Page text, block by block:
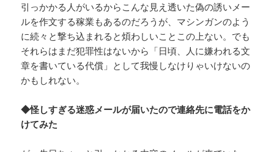
引っかかる人がいるからこんな見え透いた偽の誘いメー
ルを作文する稼業もあるのだろうが、マシンガンのよう
に続々と撃ち込まれると煩わしいことこの上ない。でも
それらはまだ犯罪性はないから「日頃、人に嫌われる文
章を書いている代償」として我慢しなけりゃいけないの
かもしれない。
◆怪しすぎる迷惑メールが届いたので連絡先に電話をか
けてみた